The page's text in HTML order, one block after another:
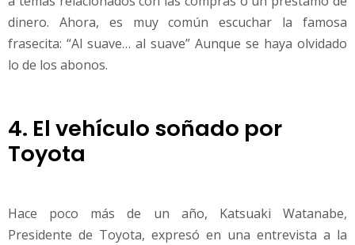
dinero. Ahora, es muy común escuchar la famosa
frasecita: “Al suave… al suave” Aunque se haya olvidado
lo de los abonos.
4. El vehículo soñado por
Toyota
Hace poco más de un año, Katsuaki Watanabe,
Presidente de Toyota, expresó en una entrevista a la